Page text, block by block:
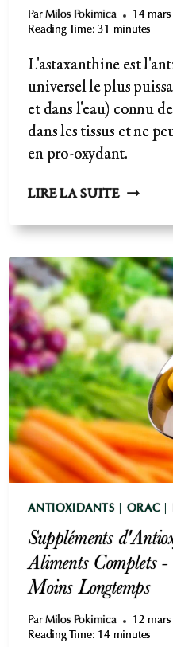
Par Milos Pokimica
14
Reading Time: 31 minutes
L'astaxanthine est
universel le plus
et dans l'eau) connu
dans les tissus et ne
en pro-oxydant.
LIRE LA SUITE
LE
PLUS
AU
MONDE
ANTIOXIDANTS ORAC|
Suppléments
Aliments Complets
Moins Longtemps
Par Milos Pokimica
12
Reading Time: 14 minutes